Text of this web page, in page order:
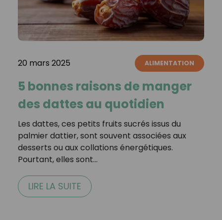
20 mars 2025 ALIMENTATION
5 bonnes raisons de manger
des dattes au quotidien
Les dattes, ces petits fruits sucrés issus du
palmier dattier, sont souvent associées aux
desserts ou aux collations énergétiques.
Pourtant, elles sont…
LIRE LA SUITE